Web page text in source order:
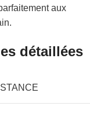
aux
détaillées